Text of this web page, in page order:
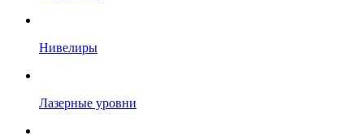
Нивелиры
Лазерные уровни